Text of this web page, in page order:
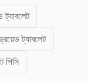
ট্যাবলেট